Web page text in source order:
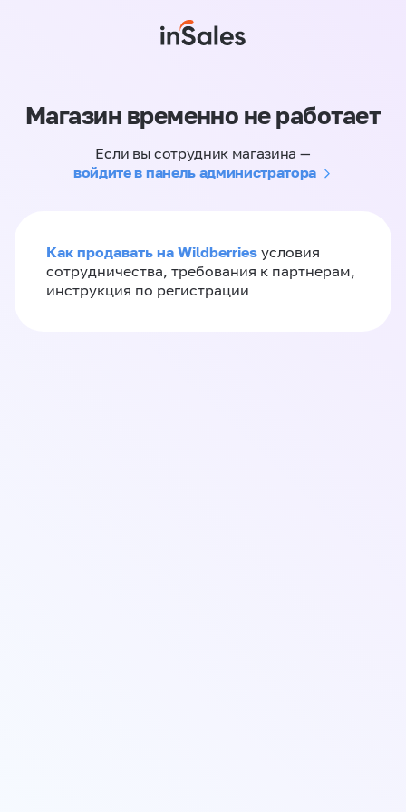
Магазин временно не работает
Если вы сотрудник магазина —
войдите в панель администратора
Как продавать на Wildberries условия
сотрудничества, требования к партнерам,
инструкция по регистрации